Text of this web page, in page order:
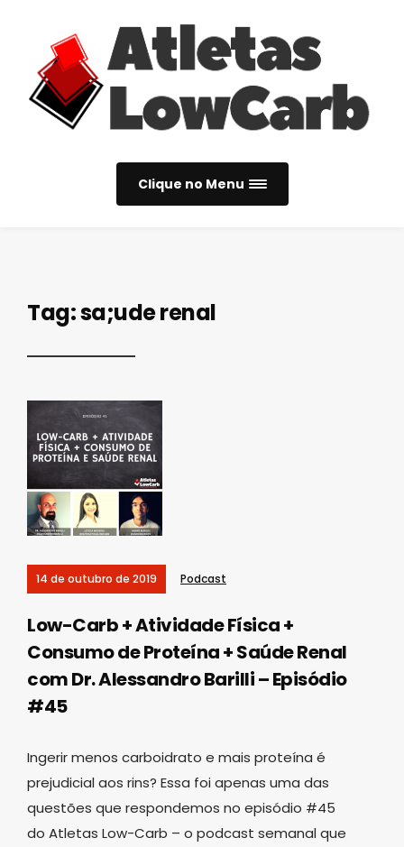
Clique no Menu
Tag:sa;ude renal
14 de outubro de 2019 Podcast
Low-Carb + Atividade Física +
Consumo de Proteína + Saúde Renal
com Dr. Alessandro Barilli – Episódio
#45
Ingerir menos carboidrato e mais proteína é
prejudicial aos rins? Essa foi apenas uma das
questões que respondemos no episódio #45
do Atletas Low-Carb – o podcast semanal que